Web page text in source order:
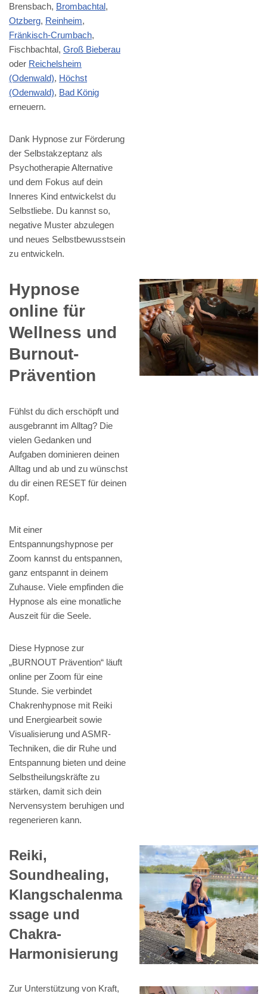
Brensbach, Brombachtal,
Otzberg, Reinheim,
Fränkisch-Crumbach,
Fischbachtal, Groß Bieberau
oder Reichelsheim
(Odenwald), Höchst
(Odenwald), Bad König
erneuern.
Dank Hypnose zur Förderung
der Selbstakzeptanz als
Psychotherapie Alternative
und dem Fokus auf dein
Inneres Kind entwickelst du
Selbstliebe. Du kannst so,
negative Muster abzulegen
und neues Selbstbewusstsein
zu entwickeln.
Hypnose
online für
Wellness und
Burnout-
Prävention
Fühlst du dich erschöpft und
ausgebrannt im Alltag? Die
vielen Gedanken und
Aufgaben dominieren deinen
Alltag und ab und zu wünschst
du dir einen RESET für deinen
Kopf.
Mit einer
Entspannungshypnose per
Zoom kannst du entspannen,
ganz entspannt in deinem
Zuhause. Viele empfinden die
Hypnose als eine monatliche
Auszeit für die Seele.
Diese Hypnose zur
„BURNOUT Prävention“ läuft
online per Zoom für eine
Stunde. Sie verbindet
Chakrenhypnose mit Reiki
und Energiearbeit sowie
Visualisierung und ASMR-
Techniken, die dir Ruhe und
Entspannung bieten und deine
Selbstheilungskräfte zu
stärken, damit sich dein
Nervensystem beruhigen und
regenerieren kann.
Reiki,
Soundhealing,
Klangschalenma
ssage und
Chakra-
Harmonisierung
Zur Unterstützung von Kraft,